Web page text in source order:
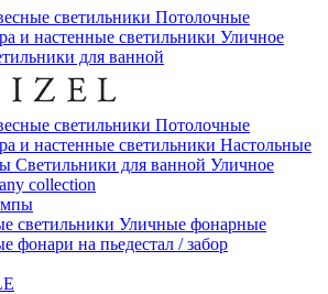
светильники Потолочные
и настенные светильники Уличное
для ванной
светильники Потолочные
и настенные светильники Настольные
Светильники для ванной Уличное
collection
светильники Уличные фонарные
фонари на пьедестал / забор